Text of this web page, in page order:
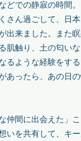
どでの静寂の時間
さん過ごして、日
出来ました。また
肌触り、土の匂い
るような経験をす
あったら、あの日
仲間に出会えた」
いを共有して、キ